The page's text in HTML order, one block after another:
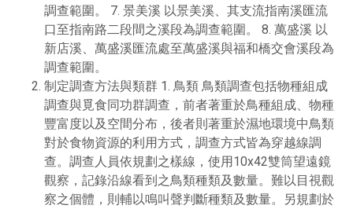
調查範圍。 7. 景美溪 以景美溪、其支流指南溪匯流
口至指南路二段間之溪段為調查範圍。 8. 萬盛溪 以
新店溪、萬盛溪匯流處至萬盛溪與福和橋交會溪段為
調查範圍。
制定調查方法與類群 1. 鳥類 鳥類調查包括物種組成
調查與覓食同功群調查，前者著重於鳥種組成、物種
豐富度以及空間分布，後者則著重於濕地環境中鳥類
對於食物資源的利用方式，調查方式皆為穿越線調
查。調查人員依規劃之樣線，使用10x42雙筒望遠鏡
觀察，記錄沿線看到之鳥類種類及數量。難以目視觀
察之個體，則輔以鳴叫聲判斷種類及數量。另規劃於